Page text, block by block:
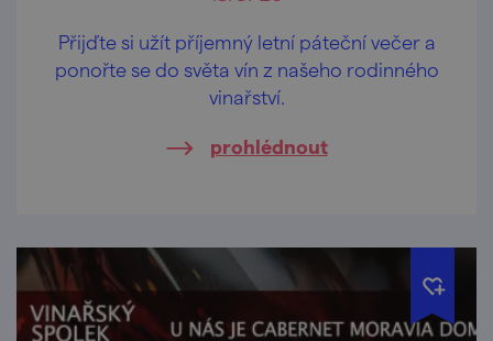
Přijďte si užít příjemný letní páteční večer a
ponořte se do světa vín z našeho rodinného
vinařství.
prohlédnout